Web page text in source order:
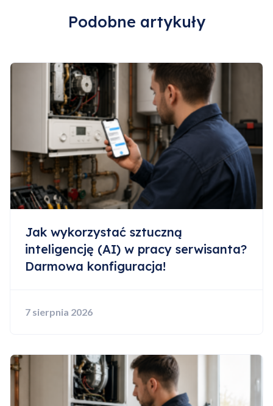
Podobne artykuły
Jak wykorzystać sztuczną
inteligencję (AI) w pracy serwisanta?
Darmowa konfiguracja!
7 sierpnia 2026